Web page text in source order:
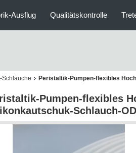
Ausflug Qualitätskontrolle
Schläuche Peristaltik-Pumpen-flexibles
Pumpen-flexibles
Schlauch-